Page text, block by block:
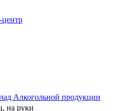
центр
Алкогольной продукции
на руки